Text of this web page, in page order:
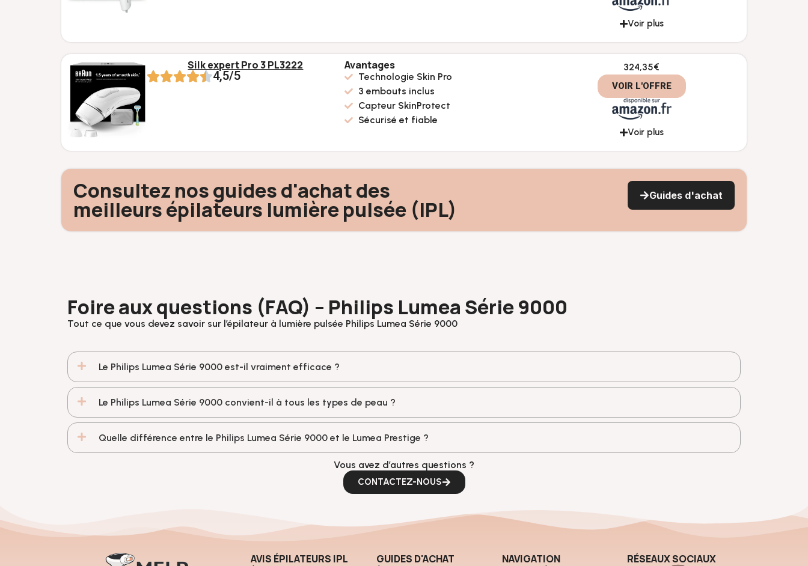
Voir plus
Silk expert Pro 3 PL3222
4,5/5
Avantages
Technologie Skin Pro
3 embouts inclus
Capteur SkinProtect
Sécurisé et fiable
324,35€
VOIR L'OFFRE
Voir plus
Consultez nos guides d'achat des
meilleurs épilateurs lumière pulsée (IPL)
Guides d'achat
Foire aux questions (FAQ) – Philips Lumea Série 9000
Tout ce que vous devez savoir sur l’épilateur à lumière pulsée Philips Lumea Série 9000
Le Philips Lumea Série 9000 est-il vraiment efficace ?
Le Philips Lumea Série 9000 convient-il à tous les types de peau ?
Quelle différence entre le Philips Lumea Série 9000 et le Lumea Prestige ?
Vous avez d’autres questions ?
CONTACTEZ-NOUS
AVIS ÉPILATEURS IPL GUIDES D'ACHAT NAVIGATION RÉSEAUX SOCIAUX